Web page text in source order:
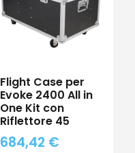
Flight Case per
Evoke 2400 All in
One Kit con
Riflettore 45
684,42 €